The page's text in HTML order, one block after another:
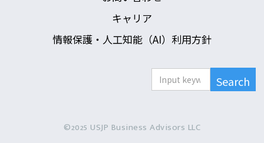
キャリア
情報保護・人工知能（AI）利用方針
©2025 USJP Business Advisors LLC